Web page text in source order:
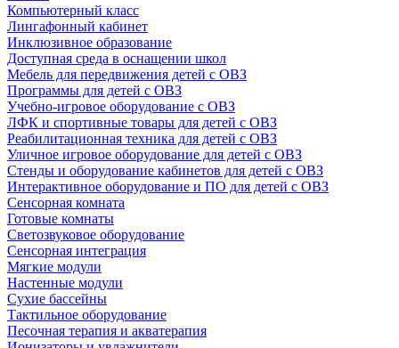
Компьютерный класс
Лингафонный кабинет
Инклюзивное образование
Доступная среда в оснащении школ
Мебель для передвижения детей с ОВЗ
Программы для детей с ОВЗ
Учебно-игровое оборудование с ОВЗ
ЛФК и спортивные товары для детей с ОВЗ
Реабилитационная техника для детей с ОВЗ
Уличное игровое оборудование для детей с ОВЗ
Стенды и оборудование кабинетов для детей с ОВЗ
Интерактивное оборудование и ПО для детей с ОВЗ
Сенсорная комната
Готовые комнаты
Светозвуковое оборудование
Сенсорная интеграция
Мягкие модули
Настенные модули
Сухие бассейны
Тактильное оборудование
Песочная терапия и акватерапия